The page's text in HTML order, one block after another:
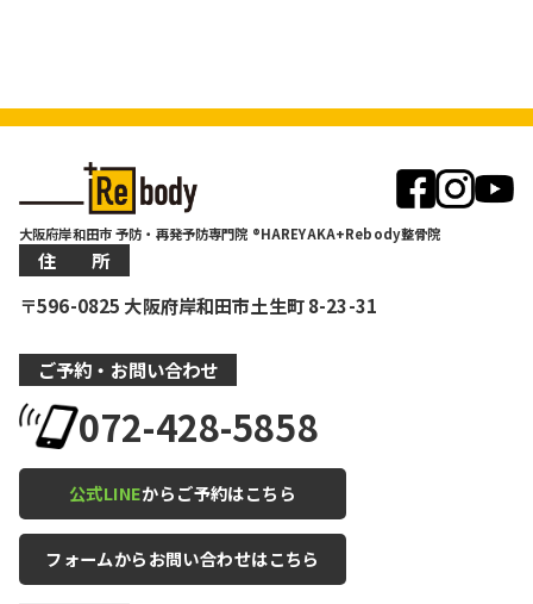
大阪府岸和田市 予防・再発予防専門院 ®HAREYAKA+Rebody整骨院
住 所
〒596-0825 大阪府岸和田市土生町 8-23-31
ご予約・お問い合わせ
072-428-5858
公式LINEからご予約はこちら
フォームからお問い合わせはこちら